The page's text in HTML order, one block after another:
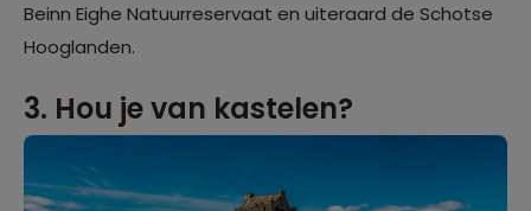
Beinn Eighe Natuurreservaat en uiteraard de Schotse
Hooglanden.
3. Hou je van kastelen?